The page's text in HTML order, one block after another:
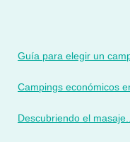
Guía para elegir un
Campings económicos
Descubriendo el masaje...